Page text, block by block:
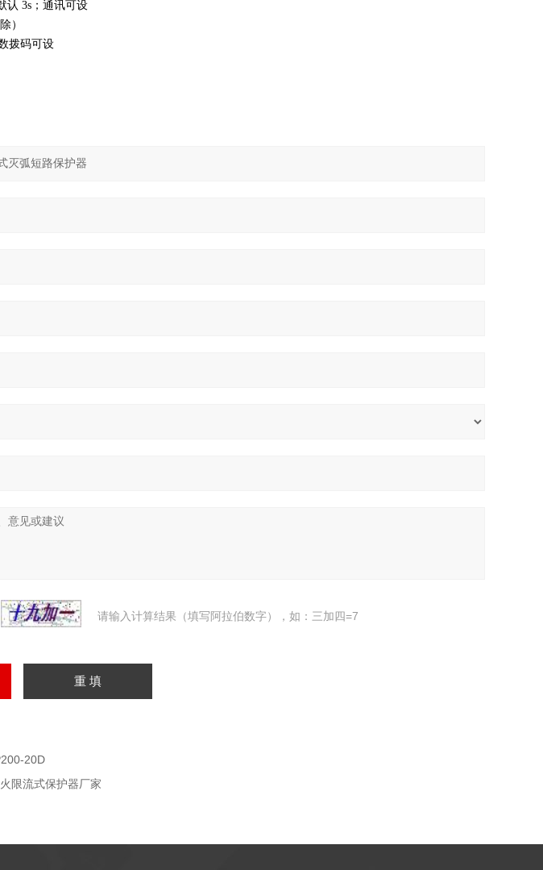
认 3s；通讯可设
）
拨码可设
请输入计算结果（填写阿拉伯数字），如：三加四=7
20D
限流式保护器厂家